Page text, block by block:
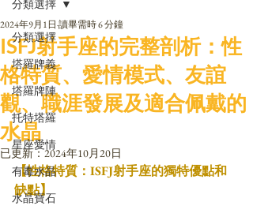
分類選擇
塔羅牌義
塔羅牌陣
托特塔羅
星座愛情
有毒水晶
水晶寶石
分類選擇
ISFJ射手座的完整剖析：性
格特質、愛情模式、友誼
觀、職涯發展及適合佩戴的
水晶
2024年9月1日 讀畢需時 6 分鐘
已更新：2024年10月20日
【性格特質：ISFJ射手座的獨特優點和
缺點】